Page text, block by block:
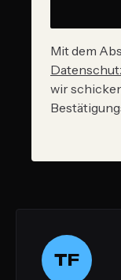
Mit dem
wir
TF